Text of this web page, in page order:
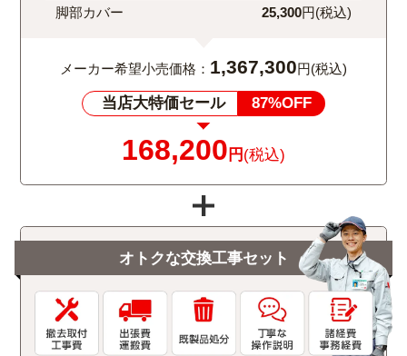
脚部カバー
25,300円(税込)
メーカー希望小売価格： 1,367,300円(税込)
当店大特価セール 87%OFF
168,200 円 (税込)
オトクな交換工事セット